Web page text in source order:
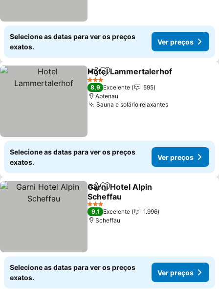
Selecione as datas para ver os preços
exatos.
Ver preços
PartilharAdicionar aos favoritos
Hotel Lammertalerhof
3 Estrelas
8,9 Excelente
595
Abtenau
Sauna e solário relaxantesVer preços
Selecione as datas para ver os preços
exatos.
Ver preços
PartilharAdicionar aos favoritos
Garni Hotel Alpin
Scheffau
Ver preços
3 Estrelas
9,1 Excelente
1.996
Scheffau
Selecione as datas para ver os preços
exatos.
Ver preços